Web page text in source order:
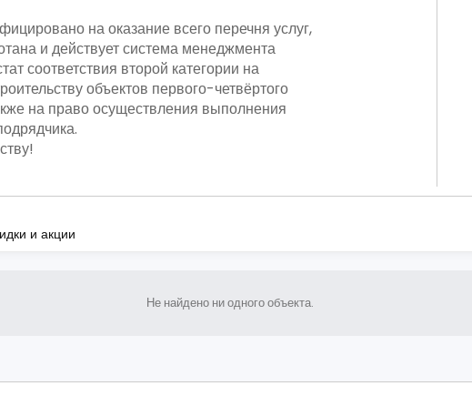
на оказание всего перечня услуг,
и действует система менеджмента
соответствия второй категории на
объектов первого-четвёртого
на право осуществления выполнения
и акции
Не найдено ни одного объекта.